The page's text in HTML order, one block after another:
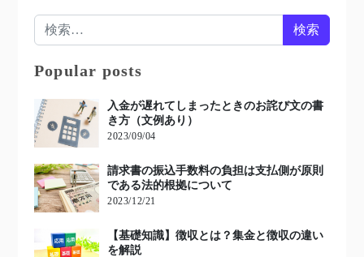
検索:
Popular posts
入金が遅れてしまったときのお詫び文の書
き方（文例あり）
2023/09/04
請求書の振込手数料の負担は支払側が原則
である法的根拠について
2023/12/21
【基礎知識】徴収とは？集金と徴収の違い
を解説